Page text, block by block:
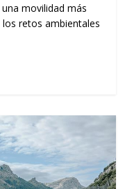
movilidad más
retos ambientales